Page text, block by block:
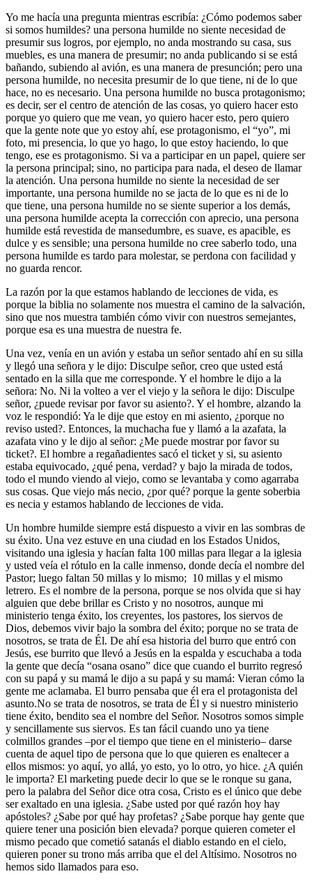
Yo me hacía una pregunta mientras escribía: ¿Cómo podemos saber
si somos humildes? una persona humilde no siente necesidad de
presumir sus logros, por ejemplo, no anda mostrando su casa, sus
muebles, es una manera de presumir; no anda publicando si se está
bañando, subiendo al avión, es una manera de presunción; pero una
persona humilde, no necesita presumir de lo que tiene, ni de lo que
hace, no es necesario. Una persona humilde no busca protagonismo;
es decir, ser el centro de atención de las cosas, yo quiero hacer esto
porque yo quiero que me vean, yo quiero hacer esto, pero quiero
que la gente note que yo estoy ahí, ese protagonismo, el “yo”, mi
foto, mi presencia, lo que yo hago, lo que estoy haciendo, lo que
tengo, ese es protagonismo. Si va a participar en un papel, quiere ser
la persona principal; sino, no participa para nada, el deseo de llamar
la atención. Una persona humilde no siente la necesidad de ser
importante, una persona humilde no se jacta de lo que es ni de lo
que tiene, una persona humilde no se siente superior a los demás,
una persona humilde acepta la corrección con aprecio, una persona
humilde está revestida de mansedumbre, es suave, es apacible, es
dulce y es sensible; una persona humilde no cree saberlo todo, una
persona humilde es tardo para molestar, se perdona con facilidad y
no guarda rencor.
La razón por la que estamos hablando de lecciones de vida, es
porque la biblia no solamente nos muestra el camino de la salvación,
sino que nos muestra también cómo vivir con nuestros semejantes,
porque esa es una muestra de nuestra fe.
Una vez, venía en un avión y estaba un señor sentado ahí en su silla
y llegó una señora y le dijo: Disculpe señor, creo que usted está
sentado en la silla que me corresponde. Y el hombre le dijo a la
señora: No. Ni la volteo a ver el viejo y la señora le dijo: Disculpe
señor, ¿puede revisar por favor su asiento?. Y el hombre, alzando la
voz le respondió: Ya le dije que estoy en mi asiento, ¿porque no
reviso usted?. Entonces, la muchacha fue y llamó a la azafata, la
azafata vino y le dijo al señor: ¿Me puede mostrar por favor su
ticket?. El hombre a regañadientes sacó el ticket y si, su asiento
estaba equivocado, ¿qué pena, verdad? y bajo la mirada de todos,
todo el mundo viendo al viejo, como se levantaba y como agarraba
sus cosas. Que viejo más necio, ¿por qué? porque la gente soberbia
es necia y estamos hablando de lecciones de vida.
Un hombre humilde siempre está dispuesto a vivir en las sombras de
su éxito. Una vez estuve en una ciudad en los Estados Unidos,
visitando una iglesia y hacían falta 100 millas para llegar a la iglesia
y usted veía el rótulo en la calle inmenso, donde decía el nombre del
Pastor; luego faltan 50 millas y lo mismo; 10 millas y el mismo
letrero. Es el nombre de la persona, porque se nos olvida que si hay
alguien que debe brillar es Cristo y no nosotros, aunque mi
ministerio tenga éxito, los creyentes, los pastores, los siervos de
Dios, debemos vivir bajo la sombra del éxito; porque no se trata de
nosotros, se trata de Él. De ahí esa historia del burro que entró con
Jesús, ese burrito que llevó a Jesús en la espalda y escuchaba a toda
la gente que decía “osana osano” dice que cuando el burrito regresó
con su papá y su mamá le dijo a su papá y su mamá: Vieran cómo la
gente me aclamaba. El burro pensaba que él era el protagonista del
asunto.No se trata de nosotros, se trata de Él y si nuestro ministerio
tiene éxito, bendito sea el nombre del Señor. Nosotros somos simple
y sencillamente sus siervos. Es tan fácil cuando uno ya tiene
colmillos grandes –por el tiempo que tiene en el ministerio– darse
cuenta de aquel tipo de persona que lo que quieren es enaltecer a
ellos mismos: yo aquí, yo allá, yo esto, yo lo otro, yo hice. ¿A quién
le importa? El marketing puede decir lo que se le ronque su gana,
pero la palabra del Señor dice otra cosa, Cristo es el único que debe
ser exaltado en una iglesia. ¿Sabe usted por qué razón hoy hay
apóstoles? ¿Sabe por qué hay profetas? ¿Sabe porque hay gente que
quiere tener una posición bien elevada? porque quieren cometer el
mismo pecado que cometió satanás el diablo estando en el cielo,
quieren poner su trono más arriba que el del Altísimo. Nosotros no
hemos sido llamados para eso.